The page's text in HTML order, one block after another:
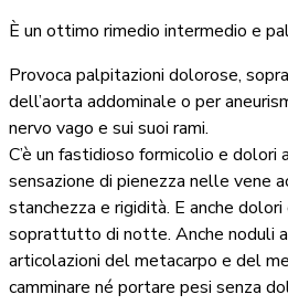
È un ottimo rimedio intermedio e
Provoca palpitazioni dolorose,
dell’aorta addominale o per
nervo vago e sui suoi rami.
C’è un fastidioso formicolio e
sensazione di pienezza nelle vene
stanchezza e rigidità. E anche
soprattutto di notte. Anche noduli
articolazioni del metacarpo e del
camminare né portare pesi senza